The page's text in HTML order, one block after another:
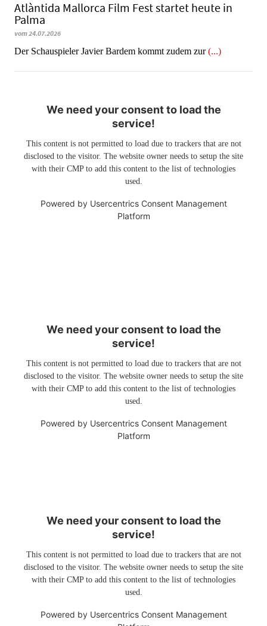
Atlàntida Mallorca Film Fest startet heute in
Palma
vom 24.07.2026
Der Schauspieler Javier Bardem kommt zudem zur(...)
We need your consent to load the
service!
This content is not permitted to load due to trackers that are not
disclosed to the visitor. The website owner needs to setup the site
with their CMP to add this content to the list of technologies
used.
Powered by Usercentrics Consent Management
Platform
We need your consent to load the
service!
This content is not permitted to load due to trackers that are not
disclosed to the visitor. The website owner needs to setup the site
with their CMP to add this content to the list of technologies
used.
Powered by Usercentrics Consent Management
Platform
We need your consent to load the
service!
This content is not permitted to load due to trackers that are not
disclosed to the visitor. The website owner needs to setup the site
with their CMP to add this content to the list of technologies
used.
Powered by Usercentrics Consent Management